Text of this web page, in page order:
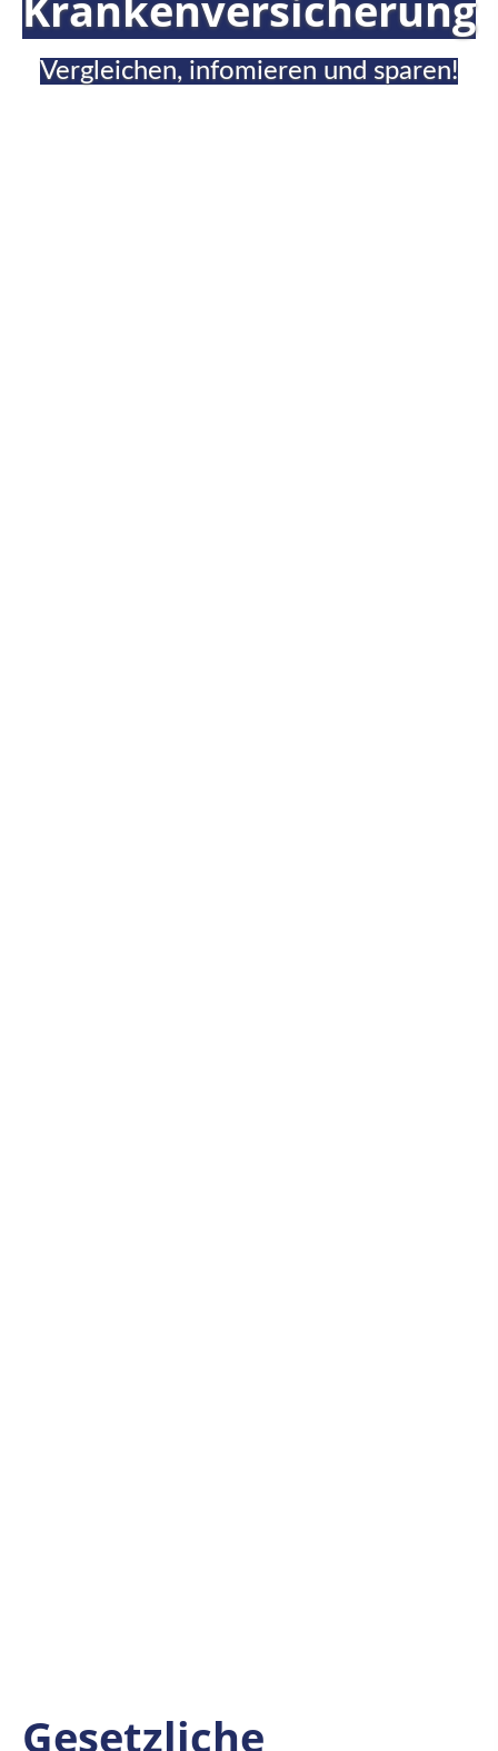
Vergleichen, infomieren und sparen!
Gesetzliche